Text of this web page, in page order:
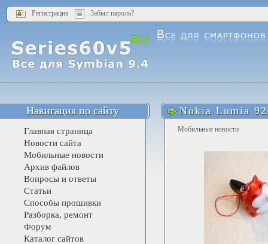
Регистрация Забыл пароль?
Nokia Lumia
Мобильные новости
Навигация по сайту
Главная страница
Новости сайта
Мобильные новости
Архив файлов
Вопросы и ответы
Статьи
Способы прошивки
Разборка, ремонт
Форум
Каталог сайтов